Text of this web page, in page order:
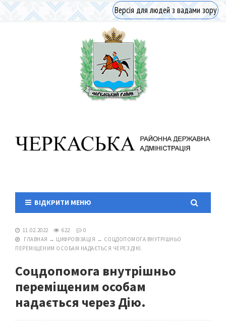
Версія для людей з вадами зору
ВІДКРИТИ МЕНЮ
11.02.2022 622
0
ГЛАВНАЯ → ЦИФРОВІЗАЦІЯ → СОЦДОПОМОГА ВНУТРІШНЬО
ПЕРЕМІЩЕНИМ ОСОБАМ НАДАЄТЬСЯ ЧЕРЕЗ ДІЮ.
Соцдопомога внутрішньо
переміщеним особам
надається через Дію.